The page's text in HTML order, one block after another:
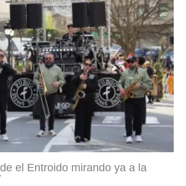
el Entroido mirando ya a la